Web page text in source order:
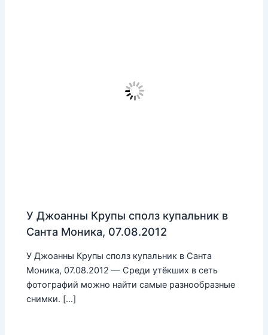
У Джоанны Крупы сполз купальник в
Санта Моника, 07.08.2012
У Джоанны Крупы сполз купальник в Санта
Моника, 07.08.2012 — Среди утёкших в сеть
фотографий можно найти самые разнообразные
снимки. […]